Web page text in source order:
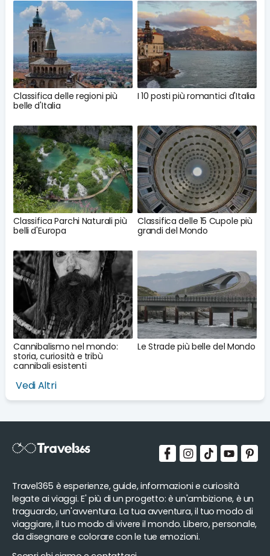
Classifica delle regioni più
belle d'Italia
I 10 posti più romantici d'Italia
Classifica Parchi Naturali più
belli d'Europa
Classifica delle 15 Cupole più
grandi del Mondo
Cannibalismo nel mondo:
storia, curiosità e tribù
cannibali esistenti
Le Strade più belle del Mondo
Vedi Altri
Travel365 è esperienze, guide, informazioni e curiosità
legate ai viaggi. E' più di un progetto: è un'ambizione, è un
traguardo, un'avventura. La tua avventura, il tuo modo di
viaggiare, il tuo modo di vivere il mondo. Libero, personale,
da disegnare e colorare con le tue emozioni.